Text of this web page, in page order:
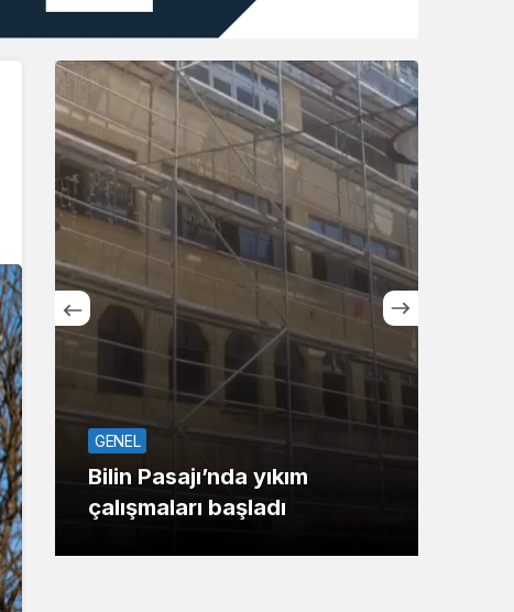
Gece modunu seçin.
Sistem Modu
Sistem modunu seçin.
GENEL
Bilin Pasajı’nda yıkım
çalışmaları başladı